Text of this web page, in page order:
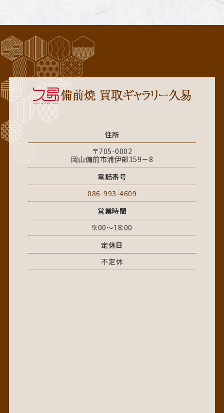
住所
〒705-0002
岡山備前市浦伊部159－8
電話番号
086-993-4609
営業時間
9:00～18:00
定休日
不定休